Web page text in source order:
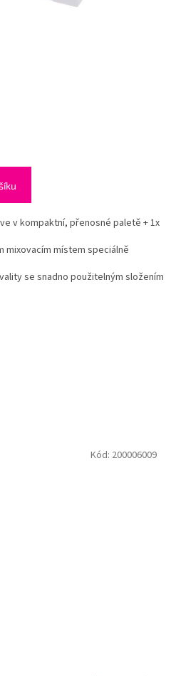
v kompaktní, přenosné paletě + 1x
mixovacím místem speciálně
se snadno použitelným složením
Kód: 200006009